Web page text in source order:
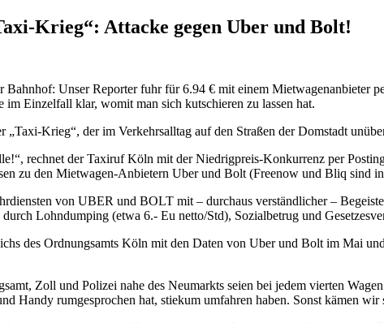
Krieg“: Attacke gegen Uber und Bolt!
Bahnhof: Unser Reporter fuhr für 6.94 € mit einem Mietwagenanbieter
im Einzelfall klar, womit man sich kutschieren zu lassen hat.
Krieg“, der im Verkehrsalltag auf den Straßen der Domstadt
rechnet der Taxiruf Köln mit der Niedrigpreis-Konkurrenz per
zu den Mietwagen-Anbietern Uber und Bolt (Freenow und Bliq sind
von UBER und BOLT mit – durchaus verständlicher –
Lohndumping (etwa 6.- Eu netto/Std), Sozialbetrug und
des Ordnungsamts Köln mit den Daten von Uber und Bolt im Mai
Zoll und Polizei nahe des Neumarkts seien bei jedem vierten
Handy rumgesprochen hat, stiekum umfahren haben. Sonst kämen